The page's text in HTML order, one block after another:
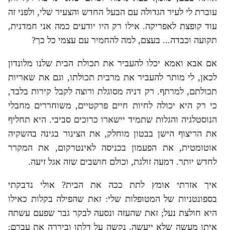
עוברת לי לעיר הגדולה עם הבעל החדש והצעיר שלי, ולפני זה
עוד קופצת לאפריקה. אילו רק היו יודעים כמה אני חמדנית,
תקועה וכבדה... בעצם, למה להחמיר עם עצמי כל כך?
אם אבא ואמא יכלו להעביר את תכולת הבית שלנו מלונדון
לכאן, לי מותר להעביר את מרבית תכולתו, וגם את שאריות
תכולתם, למרתף. רק דניה מסוגלת ורוצה לקבל קירות בלבד,
כי רק היא יכולה לחיות חיים פרקטיים, משוחררים מחבלי
הנוסטלגיה והגלות שתמיד יישארו כרוכים סביבי. היא תחליף
את הריצוף הישן בבטון מוחלק, את הצינור בגינה בהשקיה
אוטומטית, את הפעמון בכניסה לאינטרקום, את המקרר
לחדש יותר. דמעה זולגת, וכולם חושבים שזה אגל זיעה.
איך אזרתי אומץ לתת ככה את הבית? אולי נדבקתי
בספונטניות של המטופלות שלי: זאת שהפילה בקלות כאילו
היא חולצת נעל; זאת שהעזה ונסעה לבקר גבר שפעם עשתה
איתו מעשה שלא ייעשה, נקשה על דלתו וביררה את עברם;